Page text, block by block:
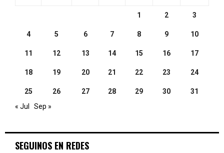
1 2 3
4 5 6 7 8 9 10
11 12 13 14 15 16 17
18 19 20 21 22 23 24
25 26 27 28 29 30
31
« Jul
Sep »
SEGUINOS EN REDES